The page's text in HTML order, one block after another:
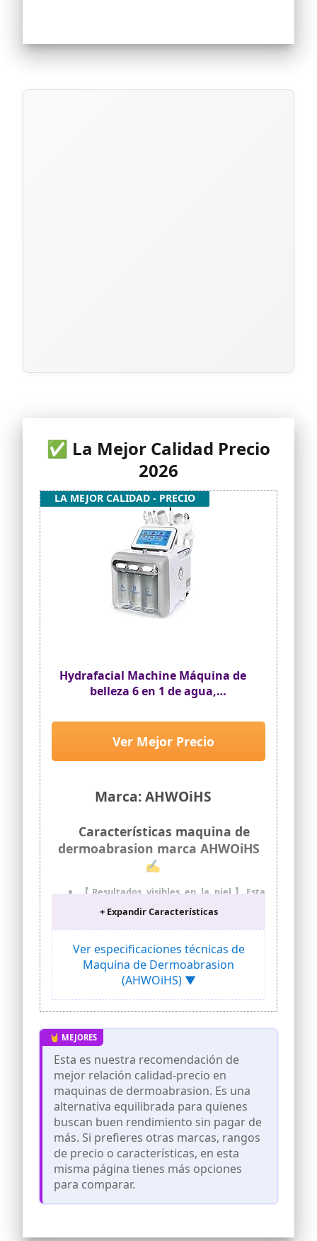
✅ La Mejor Calidad Precio
2026
Hydrafacial Machine Máquina de
belleza 6 en 1 de agua,
Hidrógeno y Oxígeno con
Pantalla LEDpara el cuidado de la
piel en el hogar, salón o spa
Marca: AHWOiHS
Ver Mejor Precio
LA MEJOR CALIDAD - PRECIO
Características maquina de
dermoabrasion marca AHWOiHS
✍
【Resultados visibles en la piel】Esta
con hidrógeno y oxígeno ayuda a lograr
una piel más limpia, suave y fresca. La
combinación de hidrógeno y oxígeno
ayuda a eliminar impurezas
superficiales y mejorar la hidratación.
【Diseño todo en uno 6 en 1】El diseño 6
en 1 integra múltiples funciones en un
solo dispositivo, ahorrando espacio,
reduciendo cambios de equipo y
mejorando la eficiencia del
【Control táctil fácil】La gran pantalla
táctil LED permite un uso sencillo incluso
para principiantes. Iconos claros y
controles intuitivos facilitan la selección
de modos.
【Ajustable y cómodo】El flujo de agua y
la presión se pueden ajustar según
diferentes tipos de piel. Adecuado para
cuidados diarios suaves y tratamientos
más profundos.
calidad para mayor durabilidad y
+ Expandir Características
Ver especificaciones técnicas de
Maquina de Dermoabrasion
(AHWOiHS) ▼
Esta es nuestra recomendación de
mejor relación calidad-precio en
maquinas de dermoabrasion. Es una
alternativa equilibrada para quienes
buscan buen rendimiento sin pagar de
más. Si prefieres otras marcas, rangos
de precio o características, en esta
misma página tienes más opciones
para comparar.